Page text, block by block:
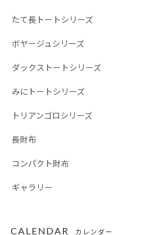
たて長トートシリーズ
ボヤージュシリーズ
ダックストートシリーズ
みにトートシリーズ
トリアンゴロシリーズ
長財布
コンパクト財布
ギャラリー
CALENDAR カレンダー